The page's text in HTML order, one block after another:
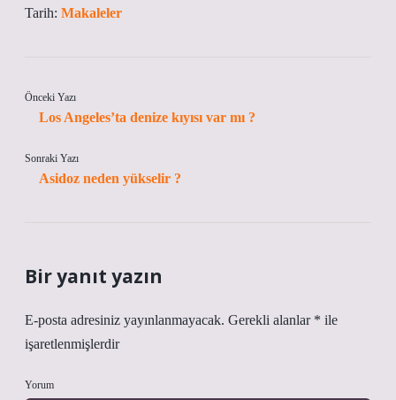
Tarih: Makaleler
Önceki Yazı
Los Angeles’ta denize kıyısı var mı ?
Sonraki Yazı
Asidoz neden yükselir ?
Bir yanıt yazın
E-posta adresiniz yayınlanmayacak. Gerekli alanlar * ile
işaretlenmişlerdir
Yorum